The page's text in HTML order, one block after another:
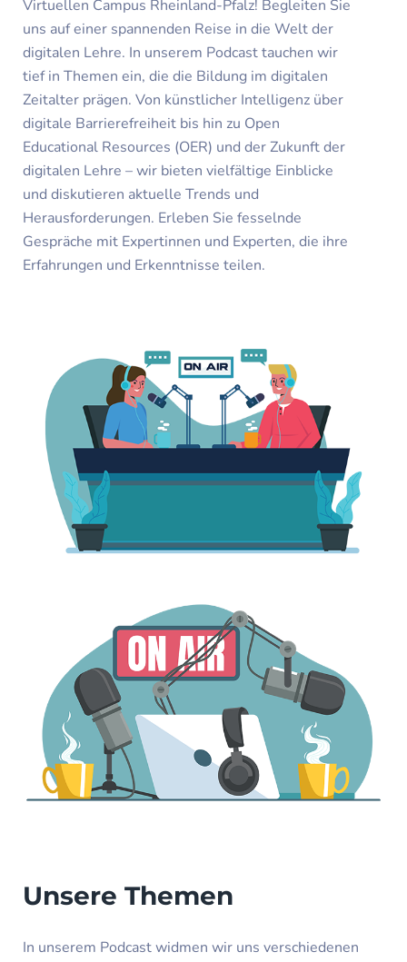
Virtuellen Campus Rheinland-Pfalz! Begleiten Sie
uns auf einer spannenden Reise in die Welt der
digitalen Lehre. In unserem Podcast tauchen wir
tief in Themen ein, die die Bildung im digitalen
Zeitalter prägen. Von künstlicher Intelligenz über
digitale Barrierefreiheit bis hin zu Open
Educational Resources (OER) und der Zukunft der
digitalen Lehre – wir bieten vielfältige Einblicke
und diskutieren aktuelle Trends und
Herausforderungen. Erleben Sie fesselnde
Gespräche mit Expertinnen und Experten, die ihre
Erfahrungen und Erkenntnisse teilen.
Unsere Themen
In unserem Podcast widmen wir uns verschiedenen